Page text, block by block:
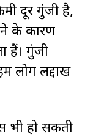
दूर गुंजी है,
के कारण
हैं। गुंजी
लोग लद्दाख
भी हो सकती